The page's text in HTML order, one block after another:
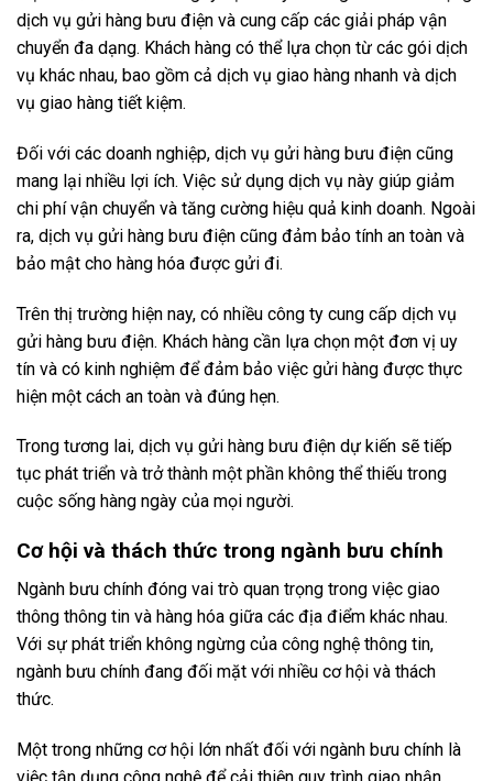
dịch vụ gửi hàng bưu điện và cung cấp các giải pháp vận
chuyển đa dạng. Khách hàng có thể lựa chọn từ các gói dịch
vụ khác nhau, bao gồm cả dịch vụ giao hàng nhanh và dịch
vụ giao hàng tiết kiệm.
Đối với các doanh nghiệp, dịch vụ gửi hàng bưu điện cũng
mang lại nhiều lợi ích. Việc sử dụng dịch vụ này giúp giảm
chi phí vận chuyển và tăng cường hiệu quả kinh doanh. Ngoài
ra, dịch vụ gửi hàng bưu điện cũng đảm bảo tính an toàn và
bảo mật cho hàng hóa được gửi đi.
Trên thị trường hiện nay, có nhiều công ty cung cấp dịch vụ
gửi hàng bưu điện. Khách hàng cần lựa chọn một đơn vị uy
tín và có kinh nghiệm để đảm bảo việc gửi hàng được thực
hiện một cách an toàn và đúng hẹn.
Trong tương lai, dịch vụ gửi hàng bưu điện dự kiến sẽ tiếp
tục phát triển và trở thành một phần không thể thiếu trong
cuộc sống hàng ngày của mọi người.
Cơ hội và thách thức trong ngành bưu chính
Ngành bưu chính đóng vai trò quan trọng trong việc giao
thông thông tin và hàng hóa giữa các địa điểm khác nhau.
Với sự phát triển không ngừng của công nghệ thông tin,
ngành bưu chính đang đối mặt với nhiều cơ hội và thách
thức.
Một trong những cơ hội lớn nhất đối với ngành bưu chính là
việc tận dụng công nghệ để cải thiện quy trình giao nhận